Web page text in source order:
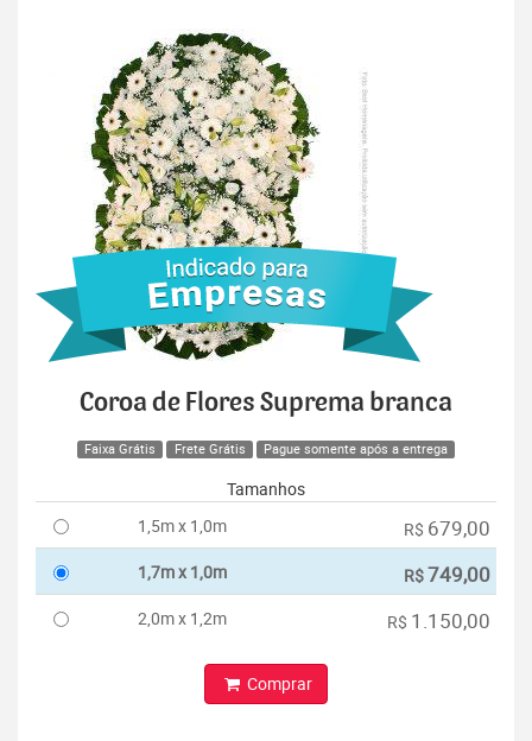
Coroa de Flores Suprema branca
Faixa Grátis Frete Grátis Pague somente após a entrega
Tamanhos
1,5m x 1,0m
R$ 679,00
1,7m x 1,0m R$749,00
2,0m x 1,2m R$ 1.150,00
Comprar